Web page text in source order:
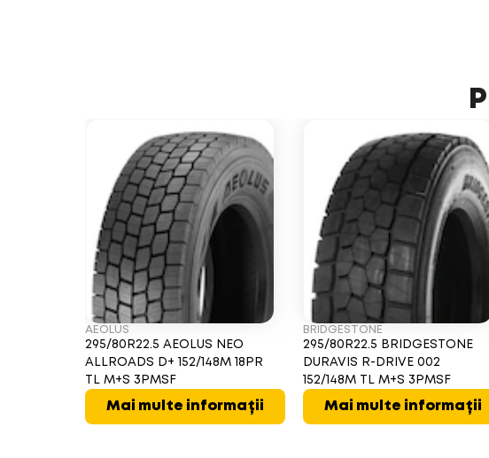
AEOLUS
295/80R22.5 AEOLUS NEO
ALLROADS D+ 152/148M 18PR
TL M+S 3PMSF
Mai multe informații
BRIDGESTONE
295/80R22.5 BRIDGESTONE
DURAVIS R-DRIVE 002
152/148M TL M+S 3PMSF
Mai multe informații